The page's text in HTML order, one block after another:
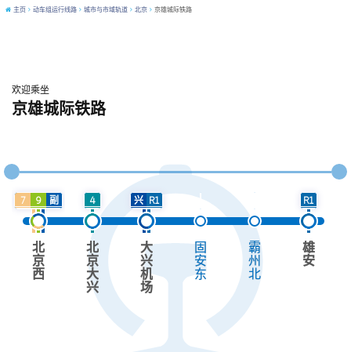
主页 动车组运行线路 城市与市域轨道 北京 京雄城际铁路
欢迎乘坐
京雄城际铁路
7 9 副
北
京
西
4
北
京
大
兴
兴 R1
大
兴
机
场
固
安
东
霸
州
北
R1
雄
安